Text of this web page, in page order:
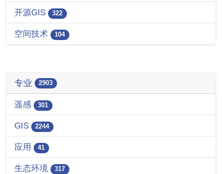
开源GIS 322
空间技术 104
专业 2903
遥感 301
GIS 2244
应用 41
生态环境 317